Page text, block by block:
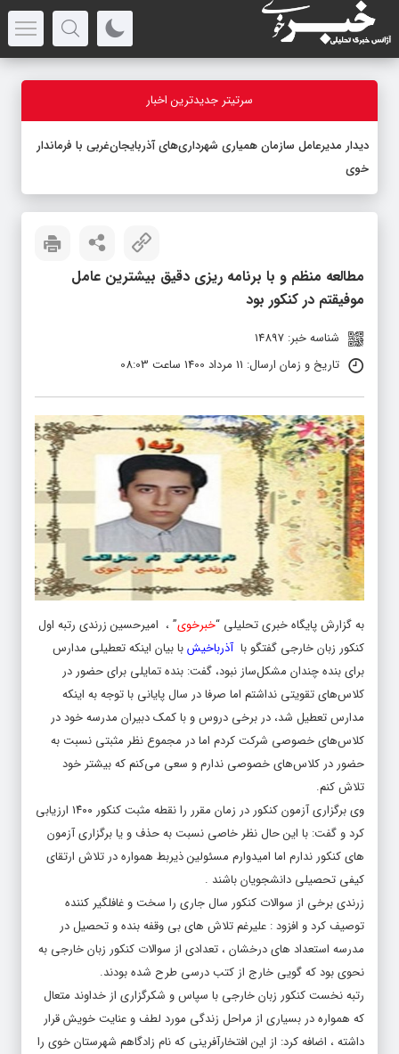
سرتیتر جدیدترین اخبار
دیدار مدیرعامل سازمان همیاری شهرداری‌های آذربایجان‌غربی با فرماندار
خوی
مطالعه منظم و با برنامه ریزی دقیق بیشترین عامل
موفیقتم در کنکور بود
شناسه خبر: 14897
تاریخ و زمان ارسال: 11 مرداد 1400 ساعت 08:03
به گزارش پایگاه خبری تحلیلی “خبرخوی” ، امیرحسین زرندی رتبه اول
کنکور زبان خارجی گفتگو با آذرباخیشبا بیان اینکه تعطیلی مدارس
برای بنده چندان مشکل‌ساز نبود، گفت: بنده تمایلی برای حضور در
کلاس‌های تقویتی نداشتم اما صرفا در سال پایانی با توجه به اینکه
مدارس تعطیل شد، در برخی دروس و با کمک دبیران مدرسه خود در
کلاس‌های خصوصی شرکت کردم اما در مجموع نظر مثبتی نسبت به
حضور در کلاس‌های خصوصی ندارم و سعی می‌کنم که بیشتر خود
تلاش کنم.
وی برگزاری آزمون کنکور در زمان مقرر را نقطه مثبت کنکور ۱۴۰۰ ارزیابی
کرد و گفت: با این حال نظر خاصی نسبت به حذف و یا برگزاری آزمون
های کنکور ندارم اما امیدوارم مسئولین ذیربط همواره در تلاش ارتقای
کیفی تحصیلی دانشجویان باشند .
زرندی برخی از سوالات کنکور سال جاری را سخت و غافلگیر کننده
توصیف کرد و افزود : علیرغم تلاش های بی وقفه بنده و تحصیل در
مدرسه استعداد های درخشان ، تعدادی از سوالات کنکور زبان خارجی به
نحوی بود که گویی خارج از کتب درسی طرح شده بودند.
رتبه نخست کنکور زبان خارجی با سپاس و شکرگزاری از خداوند متعال
که همواره در بسیاری از مراحل زندگی مورد لطف و عنایت خویش قرار
داشته ، اضافه کرد: از این افتخارآفرینی که نام زادگاهم شهرستان خوی را